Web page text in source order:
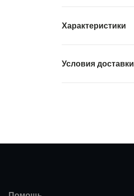
Характеристики
Условия доставки